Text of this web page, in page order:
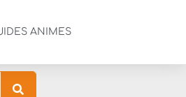
ANIMES